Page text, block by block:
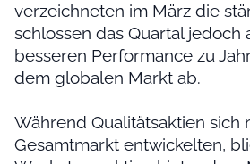
verzeichneten im März die
schlossen das Quartal jedoch
besseren Performance zu
dem globalen Markt ab.
Während Qualitätsaktien sich
Gesamtmarkt entwickelten,